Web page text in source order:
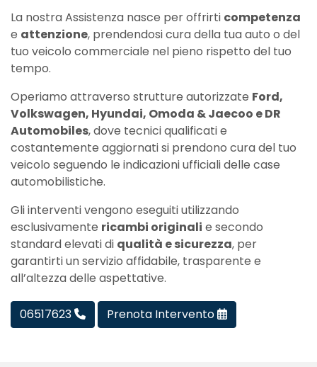
La nostra Assistenza nasce per offrirti competenza
e attenzione, prendendosi cura della tua auto o del
tuo veicolo commerciale nel pieno rispetto del tuo
tempo.
Operiamo attraverso strutture autorizzate Ford,
Volkswagen, Hyundai, Omoda & Jaecoo e DR
Automobiles, dove tecnici qualificati e
costantemente aggiornati si prendono cura del tuo
veicolo seguendo le indicazioni ufficiali delle case
automobilistiche.
Gli interventi vengono eseguiti utilizzando
esclusivamente ricambi originali e secondo
standard elevati di qualità e sicurezza, per
garantirti un servizio affidabile, trasparente e
all’altezza delle aspettative.
06517623 Prenota Intervento